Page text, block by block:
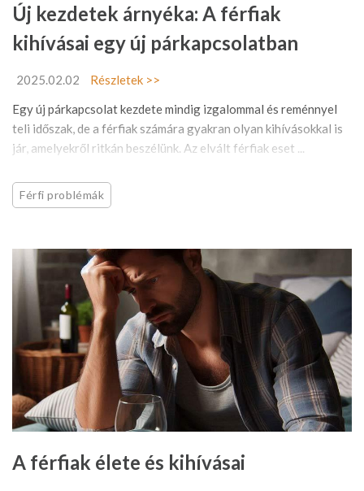
Új kezdetek árnyéka: A férfiak
kihívásai egy új párkapcsolatban
2025.02.02
Részletek >>
Egy új párkapcsolat kezdete mindig izgalommal és reménnyel
teli időszak, de a férfiak számára gyakran olyan kihívásokkal is
jár, amelyekről ritkán beszélünk. Az elvált férfiak eset ...
Férfi problémák
A férfiak élete és kihívásai